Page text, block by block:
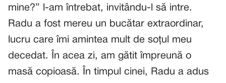
mine?” l-am întrebat, invitându-l să intre.
Radu a fost mereu un bucătar extraordinar,
lucru care îmi amintea mult de soțul meu
decedat. În acea zi, am gătit împreună o
masă copioasă. În timpul cinei, Radu a adus